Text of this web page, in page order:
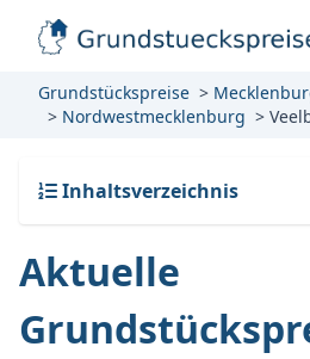
Grundstückspreise
Nordwestmecklenburg
Inhaltsverzeichnis
Aktuelle